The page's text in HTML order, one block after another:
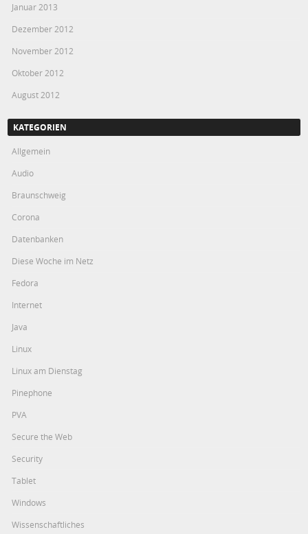
Januar 2013
Dezember 2012
November 2012
Oktober 2012
August 2012
KATEGORIEN
Allgemein
Audio
Braunschweig
Corona
Datenbanken
Diese Woche im Netz
Fedora
Internet
Java
Linux
Linux am Dienstag
Pinephone
PVA
Secure the Web
Security
Tablet
Windows
Wissenschaftliches